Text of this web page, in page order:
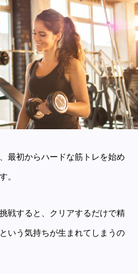
最初からハードな筋トレを始め
。
戦すると、クリアするだけで精
いう気持ちが生まれてしまうの